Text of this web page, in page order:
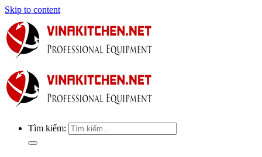
Skip to content
Tìm kiếm: